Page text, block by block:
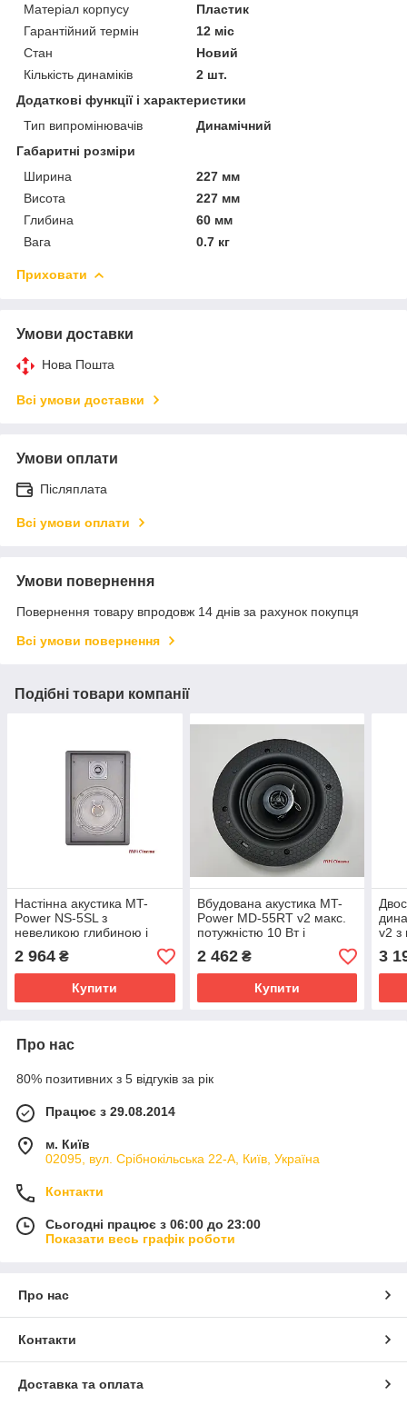
Матеріал корпусу
Пластик
Гарантійний термін
12 міс
Стан
Новий
Кількість динаміків
2 шт.
Додаткові функції і характеристики
Тип випромінювачів
Динамічний
Габаритні розміри
Ширина
227 мм
Висота
227 мм
Глибина
60 мм
Вага
0.7 кг
Приховати
Умови доставки
Нова Пошта
Всі умови доставки
Умови оплати
Післяплата
Всі умови оплати
Умови повернення
Повернення товару впродовж 14 днів за рахунок покупця
Всі умови повернення
Подібні товари компанії
Настінна акустика MT-
Power NS-5SL з
невеликою глибиною і
макс. потужністю 80 Вт
2 964 ₴
Купити
Вбудована акустика MT-
Power MD-55RT v2 макс.
потужністю 10 Вт і
діаметром 204 мм
2 462₴
Купити
v2 з
3/4
3
Про нас
80% позитивних з 5 відгуків за рік
Працює з 29.08.2014
м. Київ
02095, вул. Срібнокільська 22-А, Київ, Україна
Контакти
Сьогодні працює з 06:00 до 23:00
Показати весь графік роботи
Про нас
Контакти
Доставка та оплата